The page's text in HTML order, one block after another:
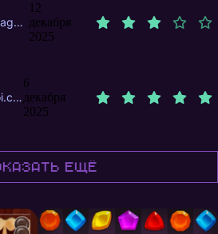
MagnificentMrFox
12
декабря
2025
zloi.crocodil
6
декабря
2025
ещё